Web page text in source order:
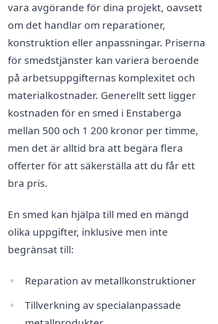
vara avgörande för dina projekt, oavsett
om det handlar om reparationer,
konstruktion eller anpassningar. Priserna
för smedstjänster kan variera beroende
på arbetsuppgifternas komplexitet och
materialkostnader. Generellt sett ligger
kostnaden för en smed i Enstaberga
mellan 500 och 1 200 kronor per timme,
men det är alltid bra att begära flera
offerter för att säkerställa att du får ett
bra pris.
En smed kan hjälpa till med en mängd
olika uppgifter, inklusive men inte
begränsat till:
Reparation av metallkonstruktioner
Tillverkning av specialanpassade